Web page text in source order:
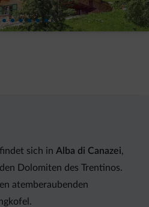
sich in Alba di Canazei,
Dolomiten des Trentinos.
atemberaubenden